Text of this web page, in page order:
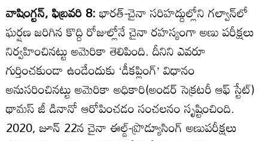
వాషింగ్టన్‌, ఫిబ్రవరి 8:భారత్‌-చైనా సరిహద్దుల్లోని గల్వాన్‌లో
ఘర్షణ జరిగిన కొద్ది రోజుల్లోనే చైనా రహస్యంగా అణు పరీక్షలు
నిర్వహించినట్టు అమెరికా తెలిపింది. దీనిని ఎవరూ
గుర్తించకుండా ఉండేందుకు ‘డీకప్లింగ్‌’ విధానం
అనుసరించినట్టు అమెరికా అధికారి(అండర్‌ సెక్రటరీ ఆఫ్‌ స్టేట్‌)
థామస్‌ జీ డినానో ఆరోపించడం సంచలనం సృష్టించింది.
2020, జూన్‌ 22న చైనా ఈల్డ్‌-ప్రొడ్యూసింగ్‌ అణుపరీక్షలు